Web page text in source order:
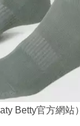
Betty官方網站）